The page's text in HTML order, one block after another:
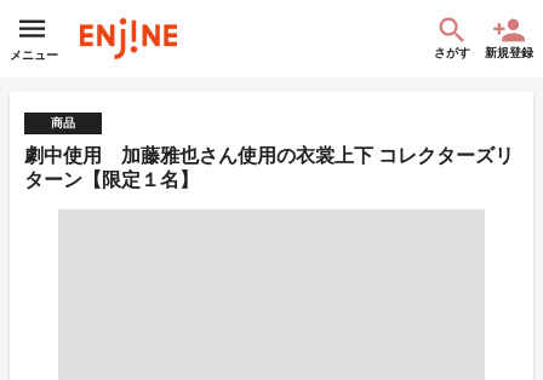
メニュー さがす 新規登録
商品
劇中使用 加藤雅也さん使用の衣裳上下 コレクターズリ
ターン【限定１名】